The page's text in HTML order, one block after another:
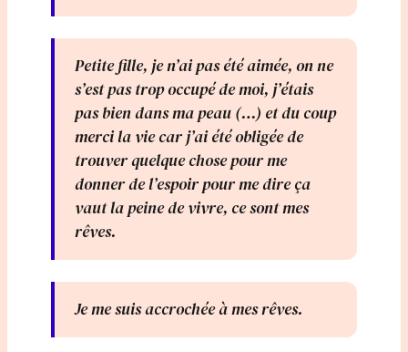
Petite fille, je n’ai pas été aimée, on ne
s’est pas trop occupé de moi, j’étais
pas bien dans ma peau (…) et du coup
merci la vie car j’ai été obligée de
trouver quelque chose pour me
donner de l’espoir pour me dire ça
vaut la peine de vivre, ce sont mes
rêves.
Je me suis accrochée à mes rêves.